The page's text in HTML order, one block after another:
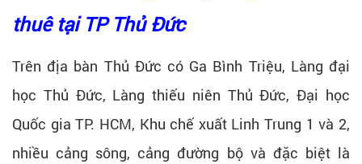
thuê tại TP Thủ Đức
Trên địa bàn Thủ Ðức có Ga Bình Triệu, Làng đại
học Thủ Đức, Làng thiếu niên Thủ Ðức, Đại học
Quốc gia TP. HCM, Khu chế xuất Linh Trung 1 và 2,
nhiều cảng sông, cảng đường bộ và đặc biệt là